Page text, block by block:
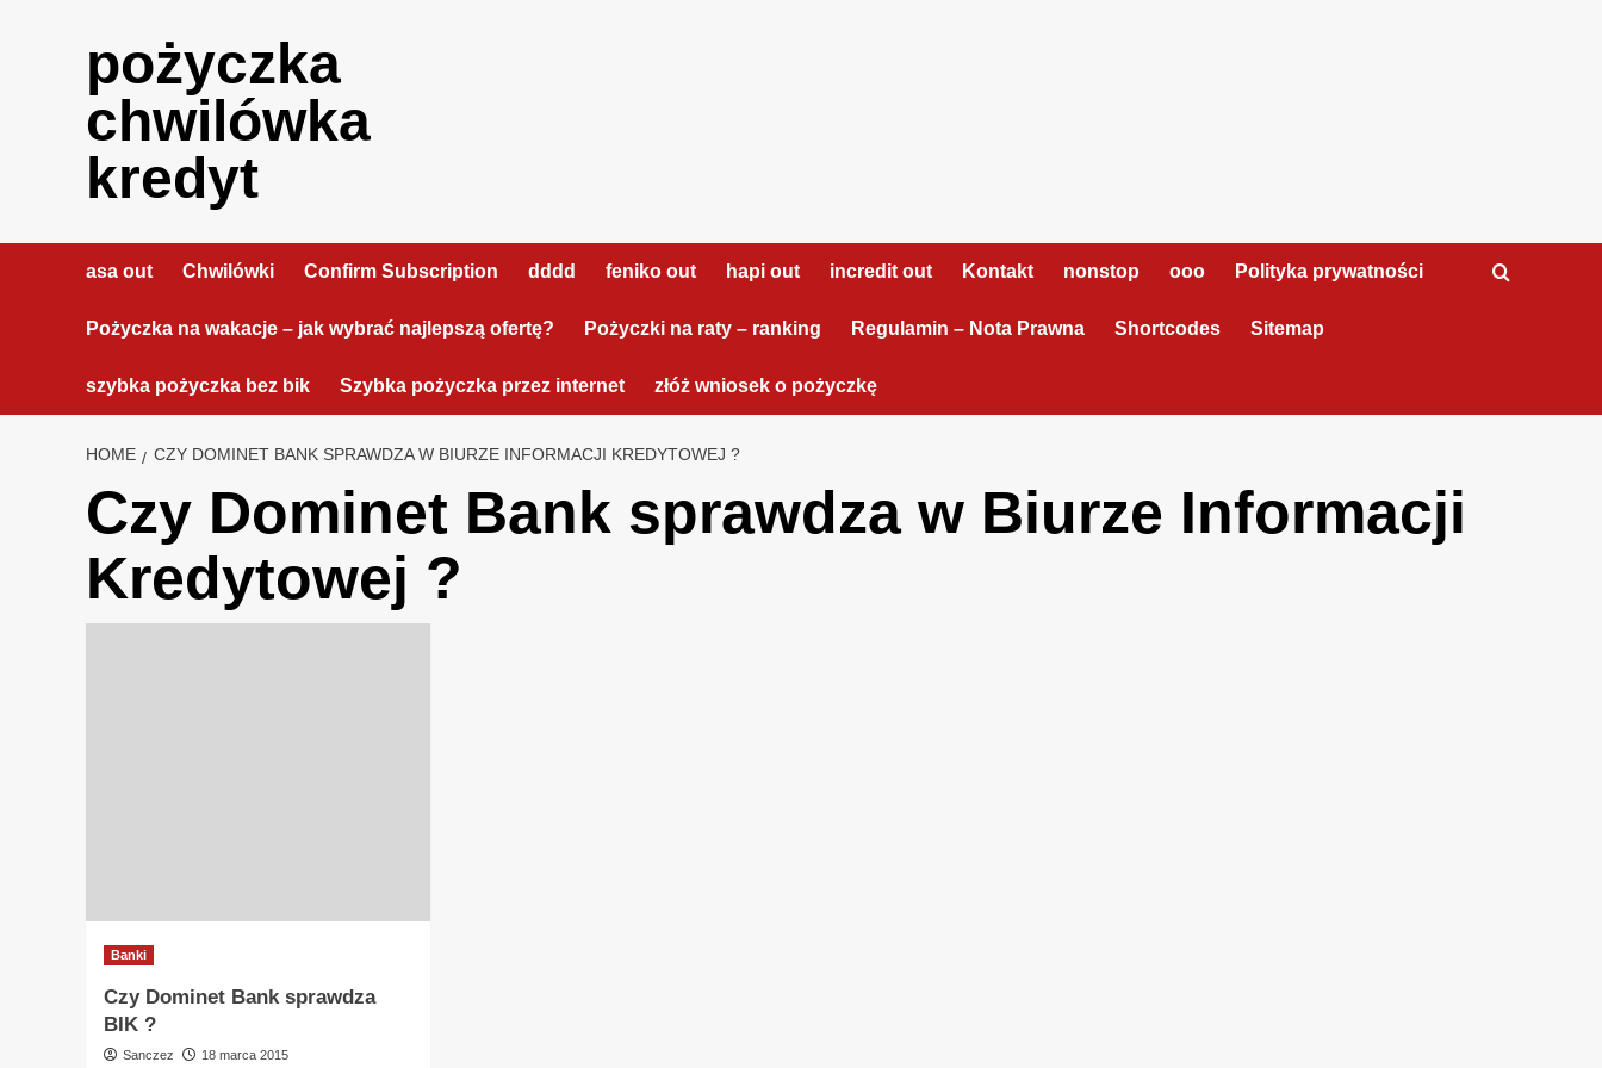
pożyczka
chwilówka
kredyt
asa out Chwilówki Confirm Subscription dddd feniko out hapi out incredit out Kontakt nonstop ooo Polityka prywatności
Pożyczka na wakacje – jak wybrać najlepszą ofertę? Pożyczki na raty – ranking Regulamin – Nota Prawna Shortcodes Sitemap
szybka pożyczka bez bik Szybka pożyczka przez internet złóż wniosek o pożyczkę
HOME CZY DOMINET BANK SPRAWDZA W BIURZE INFORMACJI KREDYTOWEJ ?
Czy Dominet Bank sprawdza w Biurze Informacji
Kredytowej ?
Banki
Czy Dominet Bank sprawdza
BIK ?
Sanczez 18 marca 2015